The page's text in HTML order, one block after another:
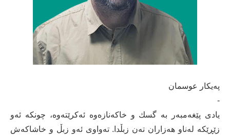
پەیكار عوسمان
-
یادی پێغەمبەر بە گسك و خاکەنازەوە ئەکرێتەوە، چونکە ئەو
زێڕێکە لەناو هەزاران تەن زبڵدا. تەواوی ئەو زبڵ و خاشاکەش